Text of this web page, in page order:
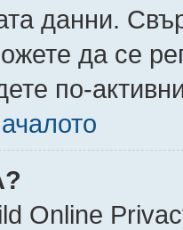
данни.
да се
по-
Online